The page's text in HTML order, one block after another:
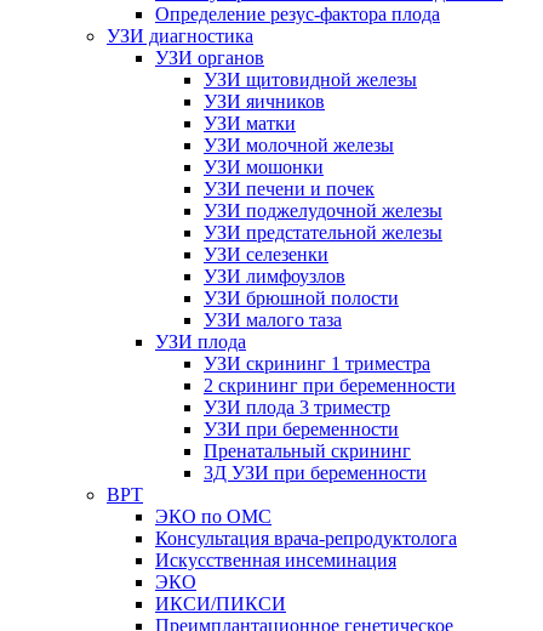
Определение резус-фактора плода
УЗИ диагностика
УЗИ органов
УЗИ щитовидной железы
УЗИ яичников
УЗИ матки
УЗИ молочной железы
УЗИ мошонки
УЗИ печени и почек
УЗИ поджелудочной железы
УЗИ предстательной железы
УЗИ селезенки
УЗИ лимфоузлов
УЗИ брюшной полости
УЗИ малого таза
УЗИ плода
УЗИ скрининг 1 триместра
2 скрининг при беременности
УЗИ плода 3 триместр
УЗИ при беременности
Пренатальный скрининг
3Д УЗИ при беременности
ВРТ
ЭКО по ОМС
Консультация врача-репродуктолога
Искусственная инсеминация
ЭКО
ИКСИ/ПИКСИ
Преимплантационное генетическое